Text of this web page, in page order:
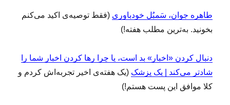
طاهره جوان، سَمبُل خودباوری (فقط توصیه‌ی اکید می‌کنم
بخونید. به‌ترین مطلب هفته!)
دنبال کردن «اخبار» بد است، یا چرا رها کردن اخبار شما را
شادتر می‌کند | یک پزشک (یک هفته‌ی اخیر تجربه‌اش کردم و
کلا موافق این پست هستم!)